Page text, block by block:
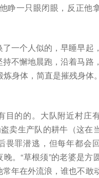
睁一只眼闭眼，反正他
一个人似的，早睡早起
不懈地晨跑，沿着马路
身体，简直是摧残身体
目的的。大队附近村庄
卖生产队的耕牛（这在
畏罪潜逃，但每年都会
。“草根须”的老婆是方
年在外流浪，谁也不敢